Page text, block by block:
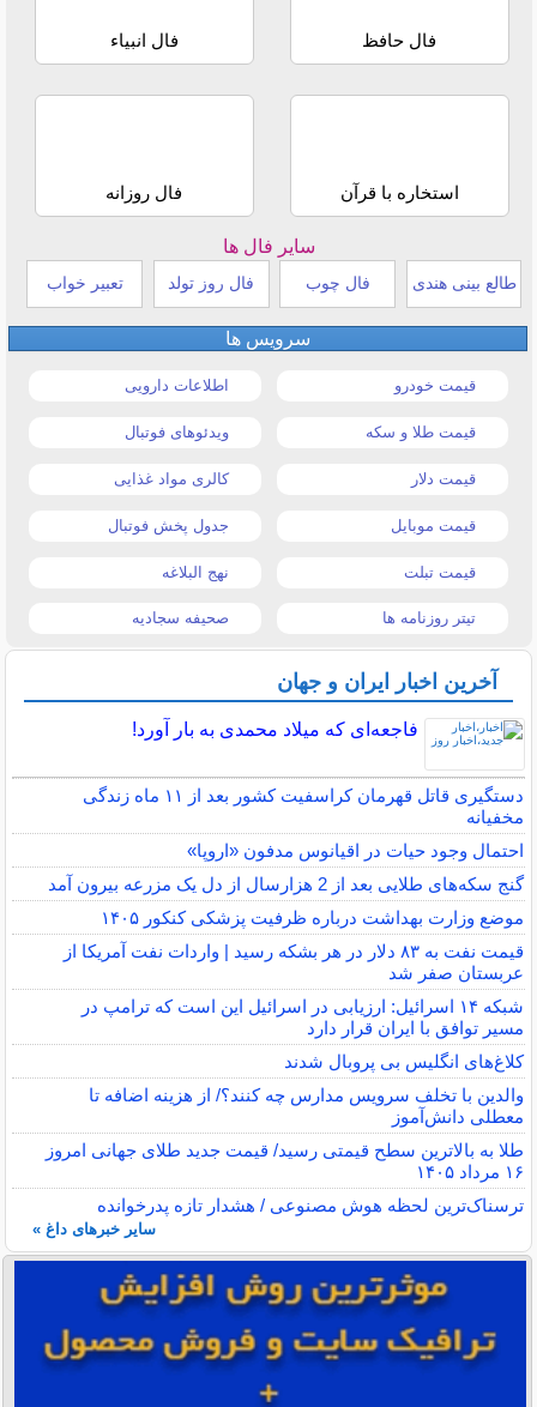
فال حافظ فال انبیاء
استخاره با قرآن فال روزانه
سایر فال ها
طالع بینی هندی فال چوب فال روز تولد تعبیر خواب
سرویس ها
قیمت خودرو اطلاعات دارویی
قیمت طلا و سکه ویدئوهای فوتبال
قیمت دلار کالری مواد غذایی
قیمت موبایل جدول پخش فوتبال
قیمت تبلت نهج البلاغه
تیتر روزنامه ها صحیفه سجادیه
آخرین اخبار ایران و جهان
فاجعه‌ای که میلاد محمدی به بار آورد!
دستگیری قاتل قهرمان کراسفیت کشور بعد از ۱۱ ماه زندگی
مخفیانه
احتمال وجود حیات در اقیانوس مدفون «اروپا»
گنج سکه‌های طلایی بعد از 2 هزارسال از دل یک مزرعه بیرون آمد
موضع وزارت بهداشت درباره ظرفیت پزشکی کنکور ۱۴۰۵
قیمت نفت به ۸۳ دلار در هر بشکه رسید | واردات نفت آمریکا از
عربستان صفر شد
شبکه ۱۴ اسرائیل: ارزیابی در اسرائیل این است که ترامپ در
مسیر توافق با ایران قرار دارد
کلاغ‌های انگلیس بی پروبال شدند
والدین با تخلف سرویس مدارس چه کنند؟/ از هزینه اضافه تا
معطلی دانش‌آموز
طلا به بالاترین سطح قیمتی رسید/ قیمت جدید طلای جهانی امروز
۱۶ مرداد ۱۴۰۵
ترسناک‌ترین لحظه هوش مصنوعی / هشدار تازه پدرخوانده
سایر خبرهای داغ »